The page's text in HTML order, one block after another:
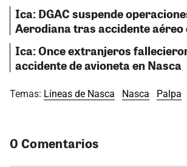
Ica: DGAC suspende
Aerodiana tras accidente aéreo
Ica: Once extranjeros
accidente de avioneta en Nasca
Temas: Líneas de Nasca Nasca Palpa
0 Comentarios